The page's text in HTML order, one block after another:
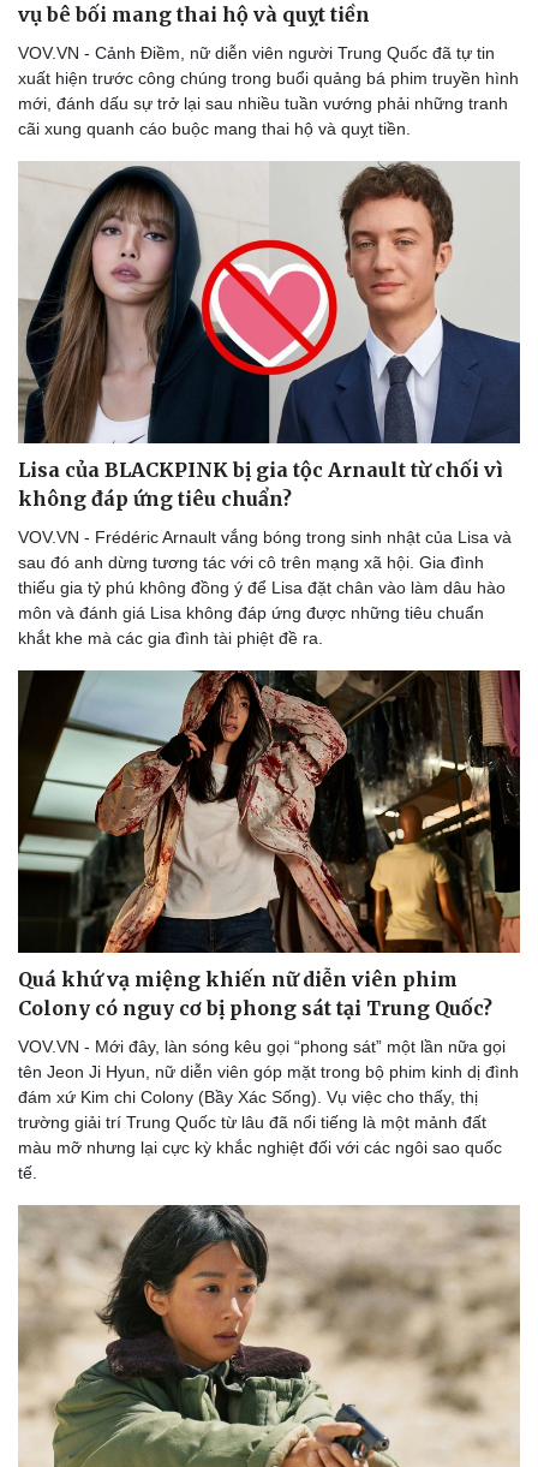
Sức khỏe
Dinh dưỡng - món ngon
Cây thuốc
Sản phụ khoa
Nhi khoa
Nam khoa
Làm đẹp - giảm cân
Phòng mạch online
Ăn sạch sống khỏe
Đời sống
Nhà đẹp
Blog
Tình yêu - Gia đình
vụ bê bối mang thai hộ và quỵt tiền
VOV.VN - Cảnh Điềm, nữ diễn viên người Trung Quốc đã tự tin
xuất hiện trước công chúng trong buổi quảng bá phim truyền hình
mới, đánh dấu sự trở lại sau nhiều tuần vướng phải những tranh
cãi xung quanh cáo buộc mang thai hộ và quỵt tiền.
Lisa của BLACKPINK bị gia tộc Arnault từ chối vì
không đáp ứng tiêu chuẩn?
VOV.VN - Frédéric Arnault vắng bóng trong sinh nhật của Lisa và
sau đó anh dừng tương tác với cô trên mạng xã hội. Gia đình
thiếu gia tỷ phú không đồng ý để Lisa đặt chân vào làm dâu hào
môn và đánh giá Lisa không đáp ứng được những tiêu chuẩn
khắt khe mà các gia đình tài phiệt đề ra.
Quá khứ vạ miệng khiến nữ diễn viên phim
Colony có nguy cơ bị phong sát tại Trung Quốc?
VOV.VN - Mới đây, làn sóng kêu gọi “phong sát” một lần nữa gọi
tên Jeon Ji Hyun, nữ diễn viên góp mặt trong bộ phim kinh dị đình
đám xứ Kim chi Colony (Bầy Xác Sống). Vụ việc cho thấy, thị
trường giải trí Trung Quốc từ lâu đã nổi tiếng là một mảnh đất
màu mỡ nhưng lại cực kỳ khắc nghiệt đối với các ngôi sao quốc
tế.